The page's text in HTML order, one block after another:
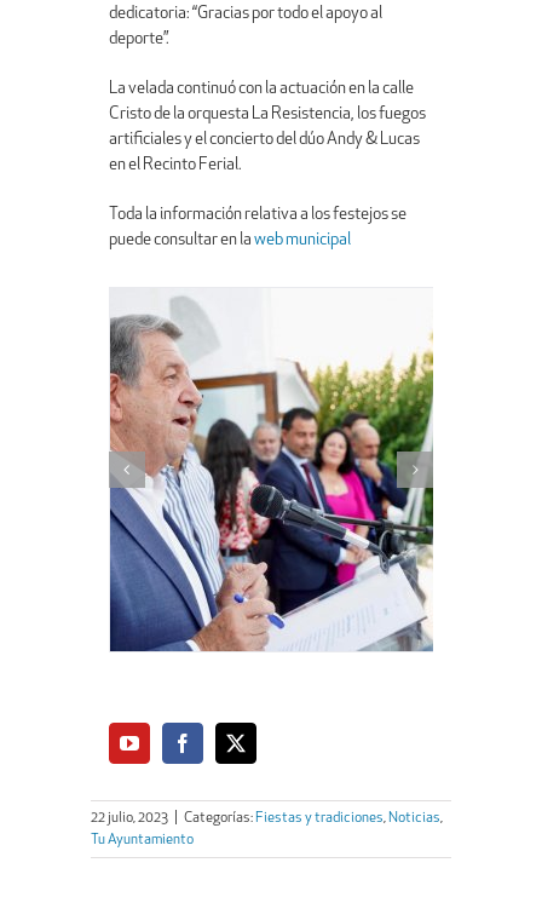
dedicatoria: “Gracias por todo el apoyo al
deporte”.
La velada continuó con la actuación en la calle
Cristo de la orquesta La Resistencia, los fuegos
artificiales y el concierto del dúo Andy & Lucas
en el Recinto Ferial.
Toda la información relativa a los festejos se
puede consultar en la web municipal
22 julio, 2023 Categorías:Fiestas y tradiciones,Noticias,
Tu Ayuntamiento